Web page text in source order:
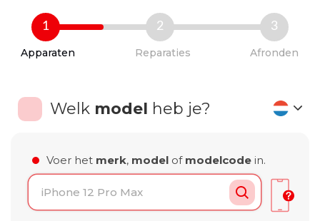
inhoud
1
Apparaten
2
Reparaties
3
Afronden
Welk model heb je?
Voer het merk, model of modelcode in.